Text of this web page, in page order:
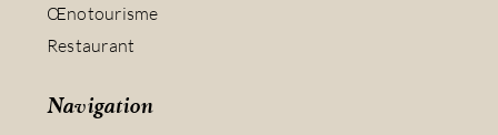
Œnotourisme
Restaurant
Navigation